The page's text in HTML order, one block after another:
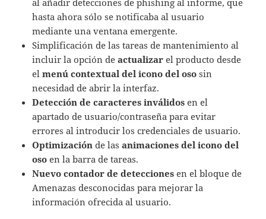
al añadir detecciones de phishing al informe, que
hasta ahora sólo se notificaba al usuario
mediante una ventana emergente.
Simplificación de las tareas de mantenimiento al
incluir la opción deactualizar el producto desde
elmenú contextual del icono del oso sin
necesidad de abrir la interfaz.
Detección de caracteres inválidos en el
apartado de usuario/contraseña para evitar
errores al introducir los credenciales de usuario.
Optimización de lasanimaciones del icono del
oso en la barra de tareas.
Nuevo contador de detecciones en el bloque de
Amenazas desconocidas para mejorar la
información ofrecida al usuario.